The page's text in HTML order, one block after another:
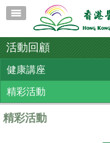
活動回顧
健康講座
精彩活動
精彩活動